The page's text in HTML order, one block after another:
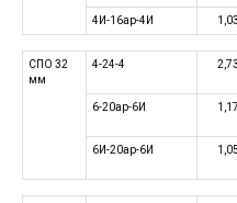
4И-16ар-4И 1,03
СПО 32
мм
4-24-4 2,73
6-20ар-6И 1,17
6И-20ар-6И 1,05